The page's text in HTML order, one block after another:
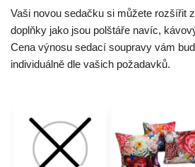
Vaši novou sedačku si můžete rozšířit
doplňky jako jsou polštáře navíc,
Cena výnosu sedací soupravy vám
individuálně dle vašich požadavků.